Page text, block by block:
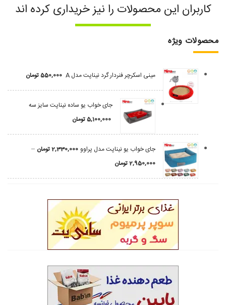
کاربران این محصولات را نیز خریداری کرده اند
محصولات ویژه
مینی اسکرچر فنردار گرد نیناپت مدل A 550,000تومان
جای خواب یو ساده نیناپت سایز سه
5,100,000تومان
جای خواب یو نیناپت مدل پراوو 2,330,000تومان –
2,950,000تومان